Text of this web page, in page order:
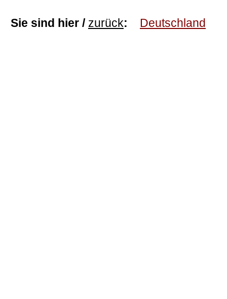
Sie sind hier / zurück: Deutschland